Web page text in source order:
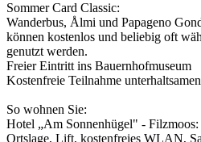
Sommer Card Classic:
Wanderbus, Ålmi und Papageno
können kostenlos und beliebig oft
genutzt werden.
Freier Eintritt ins Bauernhofmuseum
Kostenfreie Teilnahme
So wohnen Sie:
Hotel „Am Sonnenhügel" -
Ortslage, Lift, kostenfreies WLAN,